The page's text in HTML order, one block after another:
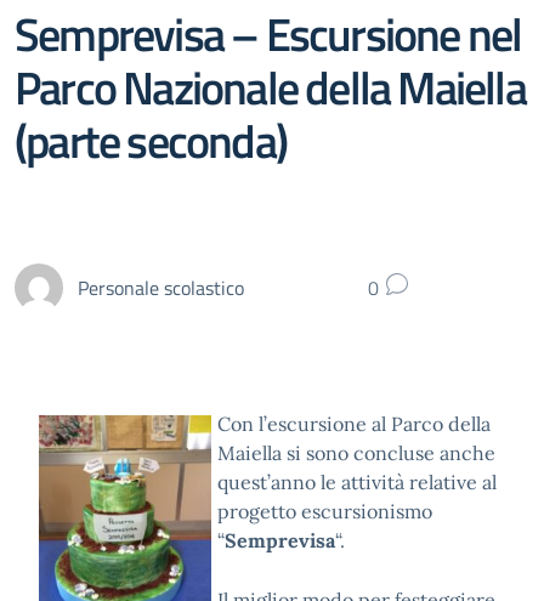
Semprevisa – Escursione nel
Parco Nazionale della Maiella
(parte seconda)
Personale scolastico 0
Con l’escursione al Parco della
Maiella si sono concluse anche
quest’anno le attività relative al
progetto escursionismo
“Semprevisa“.